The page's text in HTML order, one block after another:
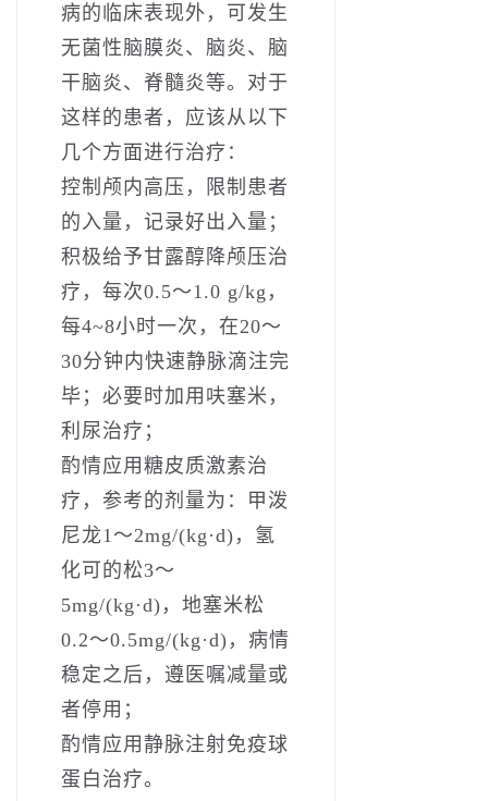
病的临床表现外，可发生
无菌性脑膜炎、脑炎、脑
干脑炎、脊髓炎等。对于
这样的患者，应该从以下
几个方面进行治疗：
控制颅内高压，限制患者
的入量，记录好出入量；
积极给予甘露醇降颅压治
疗，每次0.5～1.0 g/kg，
每4~8小时一次，在20～
30分钟内快速静脉滴注完
毕；必要时加用呋塞米，
利尿治疗；
酌情应用糖皮质激素治
疗，参考的剂量为：甲泼
尼龙1～2mg/(kg·d)，氢
化可的松3～
5mg/(kg·d)，地塞米松
0.2～0.5mg/(kg·d)，病情
稳定之后，遵医嘱减量或
者停用；
酌情应用静脉注射免疫球
蛋白治疗。